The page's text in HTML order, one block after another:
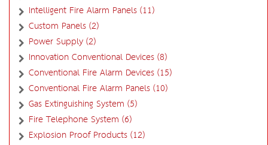
Intelligent Fire Alarm Panels (11)
Custom Panels (2)
Power Supply (2)
Innovation Conventional Devices (8)
Conventional Fire Alarm Devices (15)
Conventional Fire Alarm Panels (10)
Gas Extinguishing System (5)
Fire Telephone System (6)
Explosion Proof Products (12)